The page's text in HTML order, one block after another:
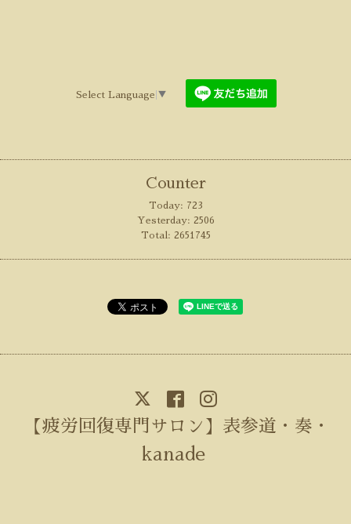
Select Language ▼
Counter
Today: 723
Yesterday: 2506
Total: 2651745
【疲労回復専門サロン】表参道・奏・
kanade